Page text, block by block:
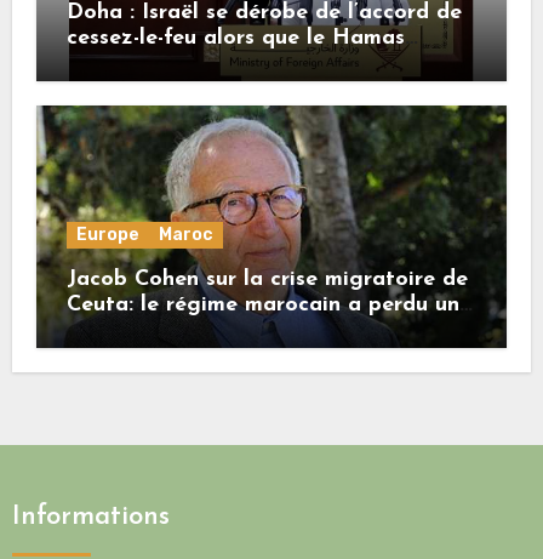
Doha : Israël se dérobe de l’accord de
cessez-le-feu alors que le Hamas
honore ses engagements
Europe Maroc
Jacob Cohen sur la crise migratoire de
Ceuta: le régime marocain a perdu une
bonne part de sa crédibilité vis-à-vis
de l’Union européenne
Informations